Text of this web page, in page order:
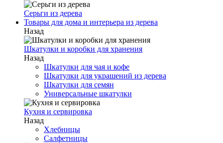
Серьги из дерева
Товары для дома и интерьера из дерева
Назад
Шкатулки и коробки для хранения
Назад
Шкатулки для чая и кофе
Шкатулки для украшений из дерева
Шкатулки для семян
Универсальные шкатулки
Кухня и сервировка
Назад
Хлебницы
Салфетницы